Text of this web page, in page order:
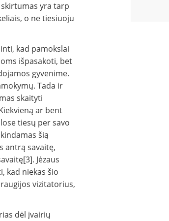
yra tarp
o ne tiesiuoju
kad pamokslai
išpasakoti, bet
gyvenime.
Tada ir
skaityti
ar bent
tiesų per sa­vo
šią
antrą savaitę,
Jėzaus
kad niekas šio
vizi­tatorius,
dėl įvairių